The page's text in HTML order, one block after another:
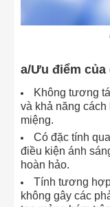
a/Ưu điểm
Không tương
và khả năng
miệng.
Có đặc tính
điều kiện ánh
hoàn hảo.
Tính tương
không gây các